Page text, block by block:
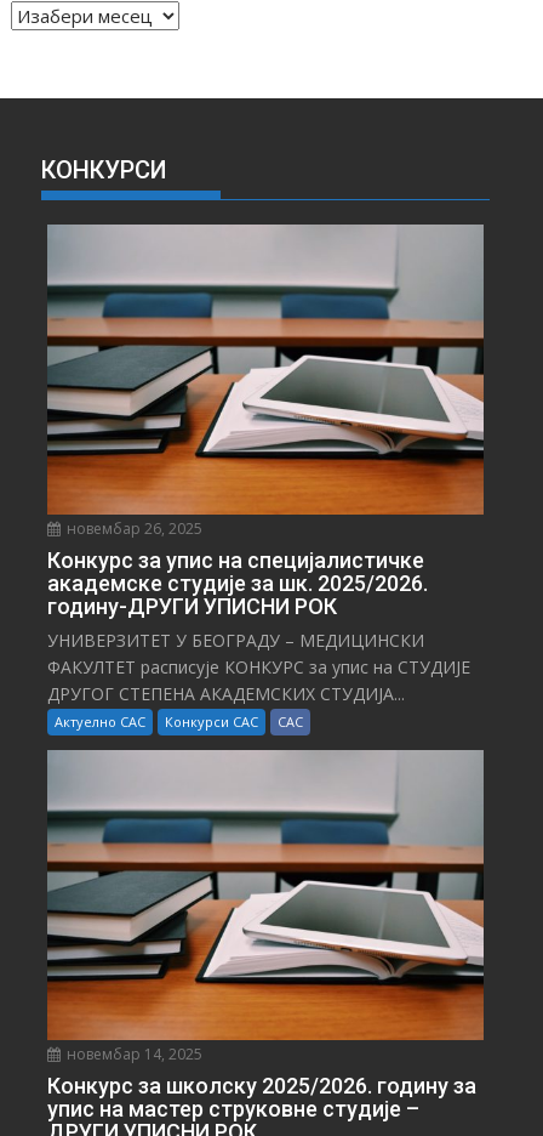
А
И
КОНКУРСИ
новембар 26, 2025
Конкурс за упис на специјалистичке
академске студије за шк. 2025/2026.
годину-ДРУГИ УПИСНИ РОК
УНИВЕРЗИТЕТ У БЕОГРАДУ – МЕДИЦИНСКИ
ФАКУЛТЕТ расписује КОНКУРС за упис на СТУДИЈЕ
ДРУГОГ СТЕПЕНА АКАДЕМСКИХ СТУДИЈА...
Актуелно САС Конкурси САС САС
новембар 14, 2025
Конкурс за школску 2025/⁠2026. годину за
упис на мастер струковне студије –